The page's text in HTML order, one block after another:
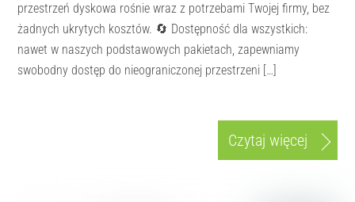
przestrzeń dyskowa rośnie wraz z potrzebami Twojej firmy, bez
żadnych ukrytych kosztów. 🔄 Dostępność dla wszystkich:
nawet w naszych podstawowych pakietach, zapewniamy
swobodny dostęp do nieograniczonej przestrzeni […]
Czytaj więcej